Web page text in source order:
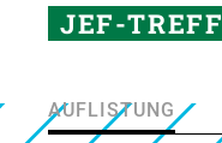
JEF-TREFF
AUFLISTUNG